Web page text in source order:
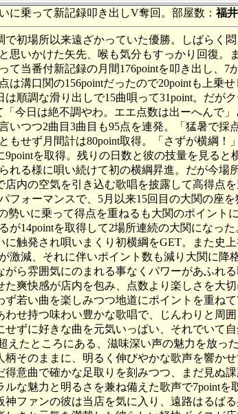
に乗って新記録叩き出しV奪回。部屋数：福
で初場所以来遠ざかっていた優勝。しばらく
思いかけた矢先、喉も気分もすっかり回復。
当番付新記録の月間176pointを叩き出し、7
溝口関の156pointだったので20pointも上乗
順調な滑り出しで15曲唄って31point。だが
今日は絶不調やわ。エエ点数は出ーへんで」
いつつ2曲目3曲目も95点を連発。「猛暑で
もせず月間計は80point取得。「さずが横綱！
を取得。残りの日数と彼の技量を見ると
れる様に唄い続けて初の横綱昇進。だが今場
店内の空気を引き込む歌唱を披露して高得点
フォーマンスで、5月以来15回目の大関の座を
勢いに乗って得点を重ねるも大関のポイント
14pointを取得して2場所連続の大関になった
に触発され唄いまくり初横綱をGET。また史
激減、それに伴いポイント数も減り大関に降格
ら雰囲気にのまれる事なくパワーがあふれる
爽快感が店内を包み、点数より楽しさを大切
若い曲を楽しみつつ地道にポイントを重ねて
せ持つ味わい豊かな歌唱で、じんわりと周
ずに好きな曲を元気いっぱい、それでいて
えたところにある、滋味深い声の魅力を放っ
そのままに、明るく伸びやかな歌声を響かせ
意曲で確かな足取りを刻みつつ、まだ見ぬ課
な魅力と明るさを兼ね備えた歌声で7pointを
ファンの彼は当店を気に入り、遠路はるば